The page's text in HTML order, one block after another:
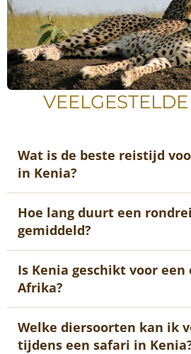
Wat is de beste reistijd
in Kenia?
Hoe lang duurt een
gemiddeld?
Is Kenia geschikt voor
Afrika?
Welke diersoorten kan ik
tijdens een safari in